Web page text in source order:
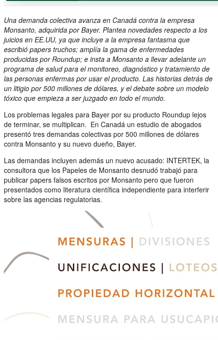
Una demanda colectiva avanza en Canadá contra la empresa
Monsanto, adquirida por Bayer. Plantea novedades respecto a los
juicios en EE.UU, ya que incluye a la empresa fantasma que
escribió papers truchos; amplía la gama de enfermedades
producidas por Roundup; e insta a Monsanto a llevar adelante un
programa de salud para el monitoreo, diagnóstico y tratamiento de
las personas enfermas por usar el producto. Las historias detrás de
un litigio por 500 millones de dólares, y el debate sobre un modelo
tóxico que empieza a ser juzgado en todo el mundo.
Los problemas legales para Bayer por su producto Roundup lejos
de terminar, se multiplican. En Canadá un estudio de abogados
presentó tres demandas colectivas por 500 millones de dólares
contra Monsanto y su nuevo dueño, Bayer.
Las demandas incluyen además un nuevo acusado: INTERTEK, la
consultora que los Papeles de Monsanto desnudó trabajó para
publicar papers falsos escritos por Monsanto pero que fueron
presentados como literatura científica independiente para interferir
sobre las agencias regulatorias.